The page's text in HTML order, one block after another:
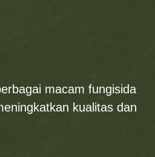
macam fungisida
kualitas dan